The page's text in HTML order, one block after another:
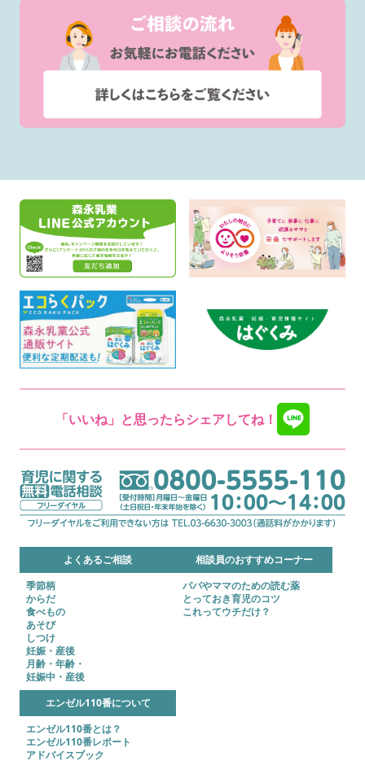
「いいね」と思ったらシェアしてね！
よくあるご相談
季節柄
からだ
食べもの
あそび
しつけ
妊娠・産後
月齢・年齢・
妊娠中・産後
相談員のおすすめコーナー
パパやママのための読む薬
とっておき育児のコツ
これってウチだけ？
エンゼル110番について
エンゼル110番とは？
エンゼル110番レポート
アドバイスブック